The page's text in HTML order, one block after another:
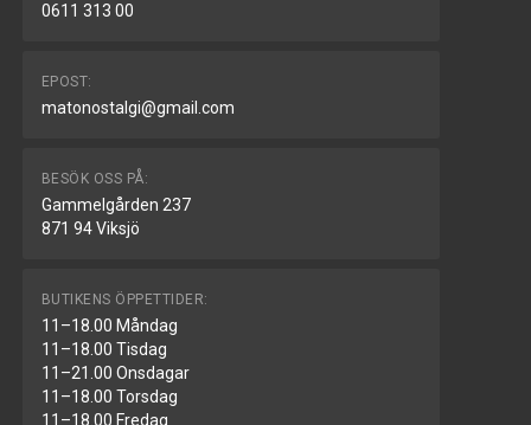
0611 313 00
EPOST:
matonostalgi@gmail.com
BESÖK OSS PÅ:
Gammelgården 237
871 94 Viksjö
BUTIKENS ÖPPETTIDER:
11–18.00 Måndag
11–18.00 Tisdag
11–21.00 Onsdagar
11–18.00 Torsdag
11–18.00 Fredag